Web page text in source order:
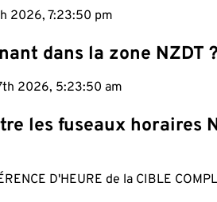
2026, 7:23:51 pm
dans la zone NZDT ?
2026, 5:23:51 am
les fuseaux horaires
D'HEURE de la CIBLE